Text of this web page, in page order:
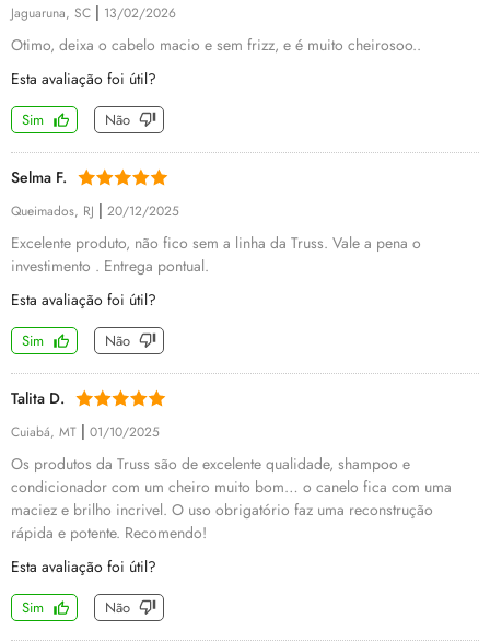
Jaguaruna, SC | 13/02/2026
Otimo, deixa o cabelo macio e sem frizz, e é muito cheirosoo..
Esta avaliação foi útil?
Sim Não
Selma F.
Queimados, RJ | 20/12/2025
Excelente produto, não fico sem a linha da Truss. Vale a pena o
investimento . Entrega pontual.
Esta avaliação foi útil?
Sim Não
Talita D.
Cuiabá, MT | 01/10/2025
Os produtos da Truss são de excelente qualidade, shampoo e
condicionador com um cheiro muito bom… o canelo fica com uma
maciez e brilho incrivel. O uso obrigatório faz uma reconstrução
rápida e potente. Recomendo!
Esta avaliação foi útil?
Sim Não